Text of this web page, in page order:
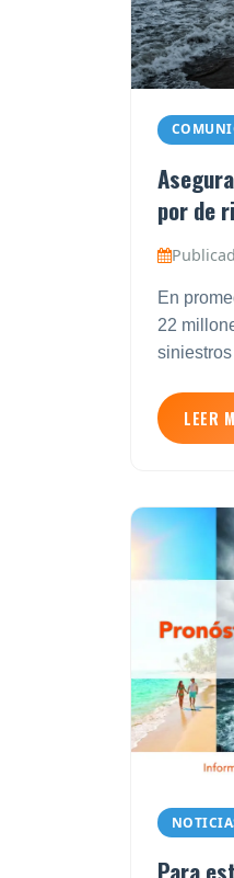
por de
En
22
LEER